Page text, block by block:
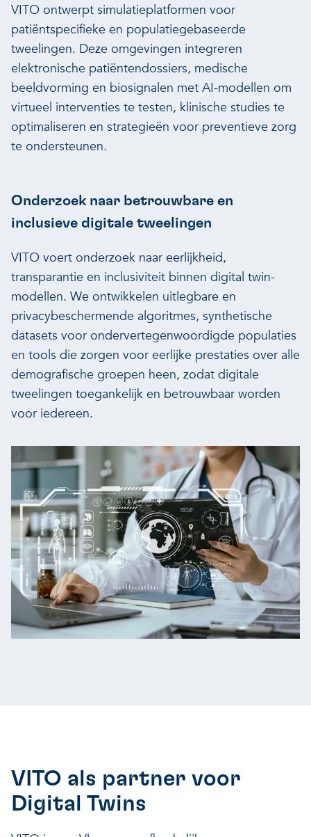
VITO ontwerpt simulatieplatformen voor
patiëntspecifieke en populatiegebaseerde
tweelingen. Deze omgevingen integreren
elektronische patiëntendossiers, medische
beeldvorming en biosignalen met AI-modellen om
virtueel interventies te testen, klinische studies te
optimaliseren en strategieën voor preventieve zorg
te ondersteunen.
Onderzoek naar betrouwbare en
inclusieve digitale tweelingen
VITO voert onderzoek naar eerlijkheid,
transparantie en inclusiviteit binnen digital twin-
modellen. We ontwikkelen uitlegbare en
privacybeschermende algoritmes, synthetische
datasets voor ondervertegenwoordigde populaties
en tools die zorgen voor eerlijke prestaties over alle
demografische groepen heen, zodat digitale
tweelingen toegankelijk en betrouwbaar worden
voor iedereen.
VITO als partner voor
Digital Twins